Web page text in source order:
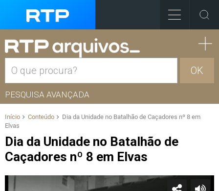
OK
PESQUISA AVANÇADA
Início Conteúdo
Dia da Unidade no Batalhão de Caçadores nº 8 em
Elvas
Dia da Unidade no Batalhão de
Caçadores nº 8 em Elvas